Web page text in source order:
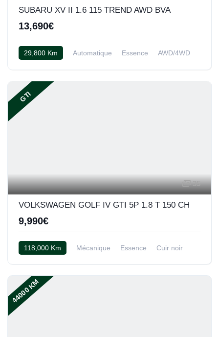
SUBARU XV II 1.6 115 TREND AWD BVA
13,690€
29,800 Km Automatique Essence
AWD/4WD
GTI
35
VOLKSWAGEN GOLF IV GTI 5P 1.8 T 150 CH
9,990€
118,000 Km Mécanique Essence Cuir noir
44000 KM